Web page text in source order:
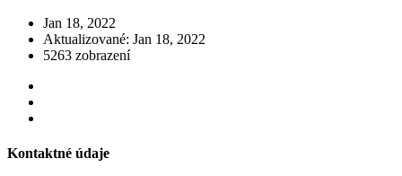
Jan 18, 2022
Aktualizované: Jan 18, 2022
5263 zobrazení
Kontaktné údaje